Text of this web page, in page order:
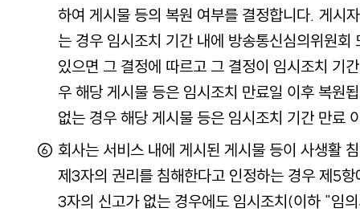
하여 게시물 등의 복원 여부를 결정합니다. 게시
는 경우 임시조치 기간 내에 방송통신심의위원회
있으면 그 결정에 따르고 그 결정이 임시조치 기
우 해당 게시물 등은 임시조치 만료일 이후 복원
없는 경우 해당 게시물 등은 임시조치 기간 만료
회사는 서비스 내에 게시된 게시물 등이 사생활
제3자의 권리를 침해한다고 인정하는 경우 제5
3자의 신고가 없는 경우에도 임시조치(이하 "임